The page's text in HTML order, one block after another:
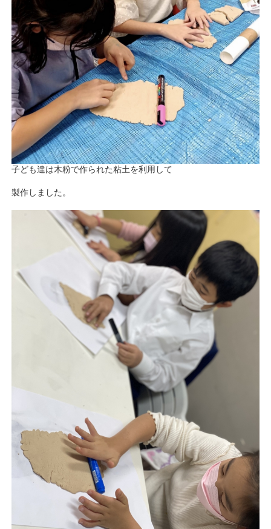
子ども達は木粉で作られた粘土を利用して
製作しました。